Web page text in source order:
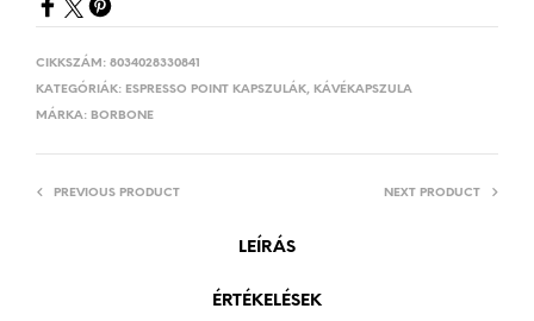
CIKKSZÁM: 8034028330841
KATEGÓRIÁK: ESPRESSO POINT KAPSZULÁK, KÁVÉKAPSZULA
MÁRKA: BORBONE
PREVIOUS PRODUCT NEXT PRODUCT
LEÍRÁS
ÉRTÉKELÉSEK